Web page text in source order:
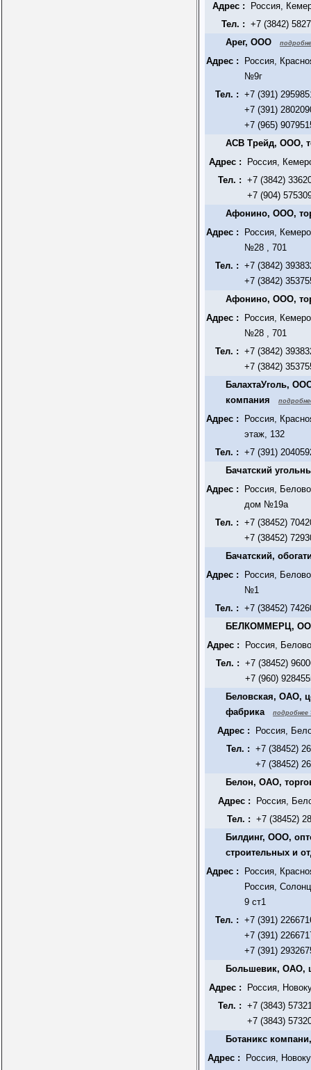
Адрес :
Россия,
Тел. : +7 (3842)
Арег, ООО
Адрес :
Россия,
№9г
Тел. : +7 (391)
+7 (391)
+7 (965)
АСВ Трейд, ООО,
Адрес :
Россия,
Тел. : +7 (3842)
+7 (904)
Афонино, ООО,
Адрес :
Россия,
№28 , 701
Тел. : +7 (3842)
+7 (3842)
Афонино, ООО,
Адрес :
Россия,
№28 , 701
Тел. : +7 (3842)
+7 (3842)
БалахтаУголь,
компания
Адрес :
Россия,
этаж, 132
Тел. : +7 (391)
Бачатский
Адрес :
Россия,
дом №19а
Тел. : +7 (38452)
+7 (38452)
Бачатский,
Адрес :
Россия,
№1
Тел. : +7 (38452)
БЕЛКОММЕРЦ,
Адрес :
Россия,
Тел. : +7 (38452)
+7 (960)
Беловская, ОАО,
фабрика
подробнее
Адрес :
Россия,
Тел. : +7 (38452)
+7 (38452)
Белон, ОАО,
Адрес :
Россия,
Тел. : +7 (38452)
Билдинг, ООО,
строительных и
Адрес :
Россия,
Россия,
9 ст1
Тел. : +7 (391)
+7 (391)
+7 (391)
Большевик, ОАО,
Адрес :
Россия,
Тел. : +7 (3843)
+7 (3843)
Ботаникс
Адрес :
Россия,